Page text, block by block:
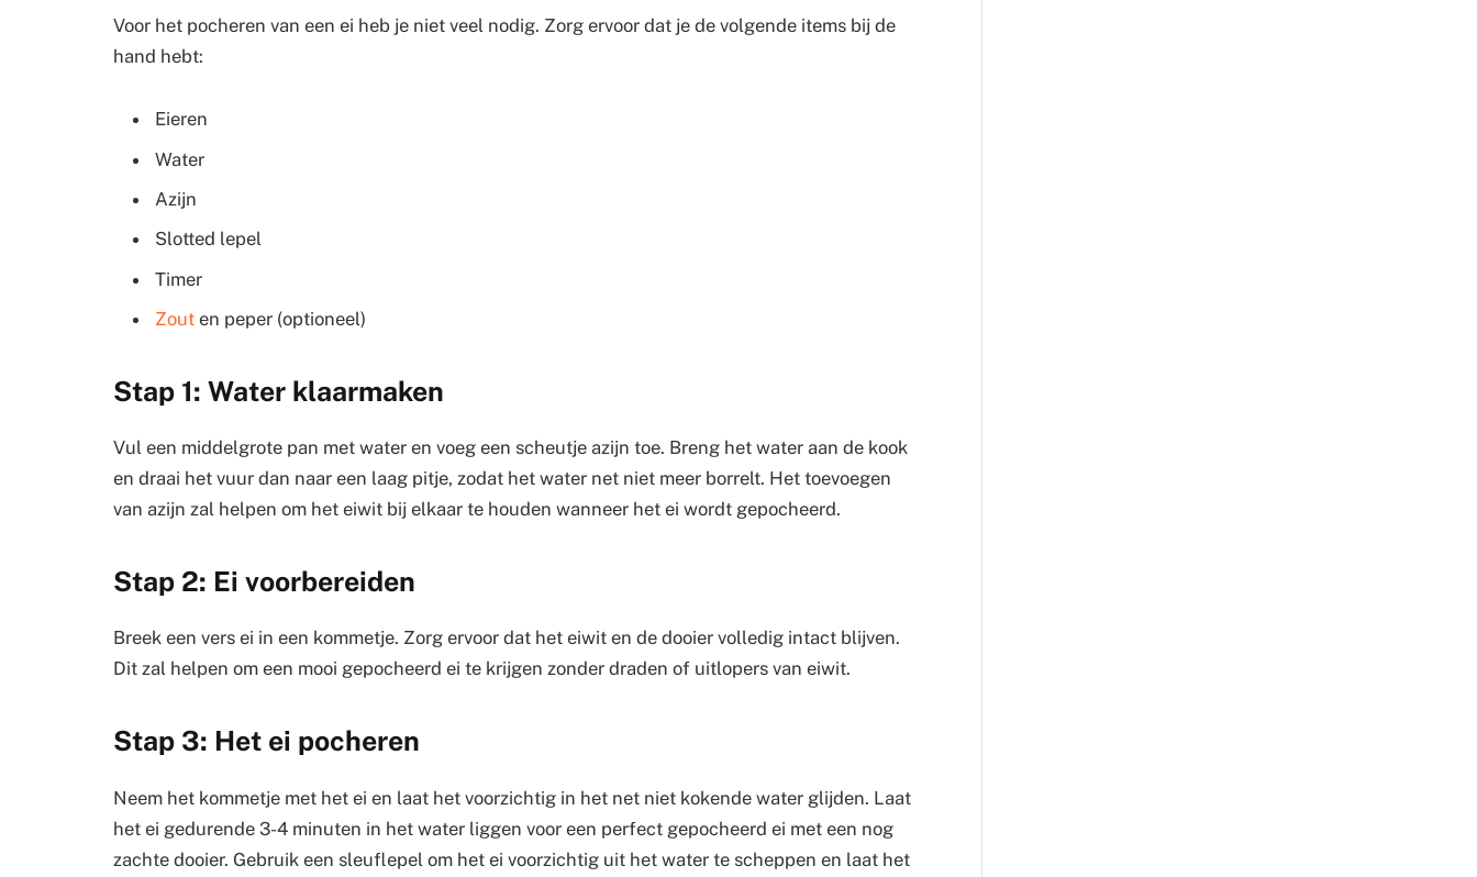
Voor het pocheren van een ei heb je niet veel nodig. Zorg ervoor dat je de volgende items bij de
hand hebt:
Eieren
Water
Azijn
Slotted lepel
Timer
Zout en peper (optioneel)
Stap 1: Water klaarmaken
Vul een middelgrote pan met water en voeg een scheutje azijn toe. Breng het water aan de kook
en draai het vuur dan naar een laag pitje, zodat het water net niet meer borrelt. Het toevoegen
van azijn zal helpen om het eiwit bij elkaar te houden wanneer het ei wordt gepocheerd.
Stap 2: Ei voorbereiden
Breek een vers ei in een kommetje. Zorg ervoor dat het eiwit en de dooier volledig intact blijven.
Dit zal helpen om een mooi gepocheerd ei te krijgen zonder draden of uitlopers van eiwit.
Stap 3: Het ei pocheren
Neem het kommetje met het ei en laat het voorzichtig in het net niet kokende water glijden. Laat
het ei gedurende 3-4 minuten in het water liggen voor een perfect gepocheerd ei met een nog
zachte dooier. Gebruik een sleuflepel om het ei voorzichtig uit het water te scheppen en laat het